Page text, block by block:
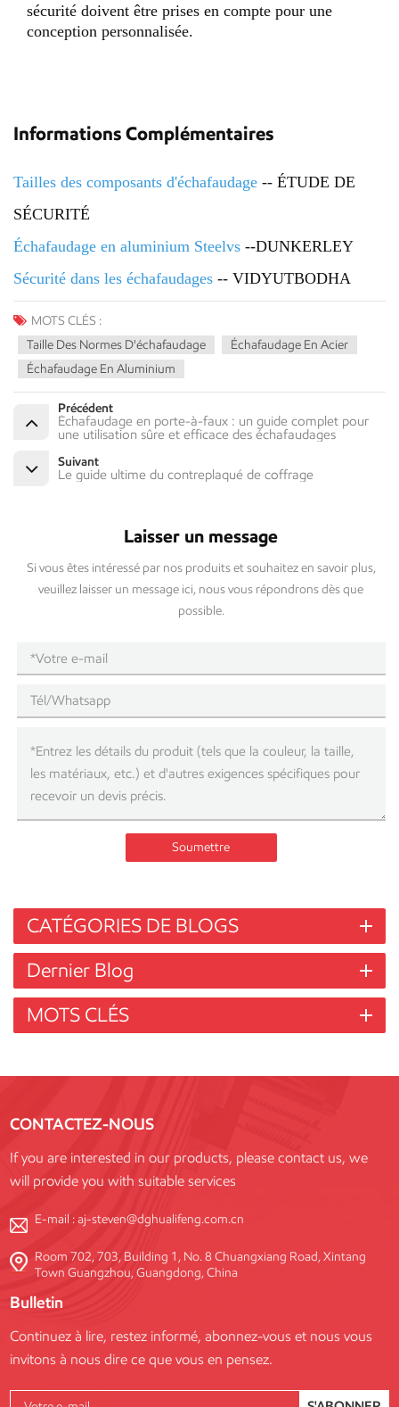
sécurité doivent être prises en compte pour une
conception personnalisée.
Informations Complémentaires
Tailles des composants d'échafaudage -- ÉTUDE DE
SÉCURITÉ
Échafaudage en aluminium Steelvs --DUNKERLEY
Sécurité dans les échafaudages -- VIDYUTBODHA
MOTS CLÉS :
Taille Des Normes D'échafaudage
Échafaudage En Acier
Échafaudage En Aluminium
Précédent
Échafaudage en porte-à-faux : un guide complet pour
une utilisation sûre et efficace des échafaudages
Suivant
Le guide ultime du contreplaqué de coffrage
Laisser un message
Si vous êtes intéressé par nos produits et souhaitez en savoir plus,
veuillez laisser un message ici, nous vous répondrons dès que
possible.
Soumettre
CATÉGORIES DE BLOGS
Dernier Blog
MOTS CLÉS
CONTACTEZ-NOUS
If you are interested in our products, please contact us, we
will provide you with suitable services
E-mail :aj-steven@dghualifeng.com.cn
Room 702, 703, Building 1, No. 8 Chuangxiang Road, Xintang
Town Guangzhou, Guangdong, China
Bulletin
Continuez à lire, restez informé, abonnez-vous et nous vous
invitons à nous dire ce que vous en pensez.